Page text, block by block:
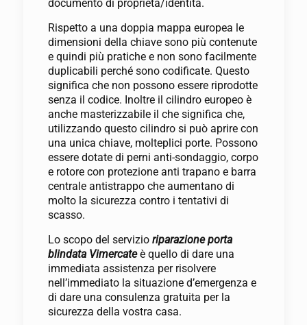
documento di proprietà/identità.
Rispetto a una doppia mappa europea le
dimensioni della chiave sono più contenute
e quindi più pratiche e non sono facilmente
duplicabili perché sono codificate. Questo
significa che non possono essere riprodotte
senza il codice. Inoltre il cilindro europeo è
anche masterizzabile il che significa che,
utilizzando questo cilindro si può aprire con
una unica chiave, molteplici porte. Possono
essere dotate di perni anti-sondaggio, corpo
e rotore con protezione anti trapano e barra
centrale antistrappo che aumentano di
molto la sicurezza contro i tentativi di
scasso.
Lo scopo del servizio riparazione porta
blindata Vimercateè quello di dare una
immediata assistenza per risolvere
nell’immediato la situazione d’emergenza e
di dare una consulenza gratuita per la
sicurezza della vostra casa.